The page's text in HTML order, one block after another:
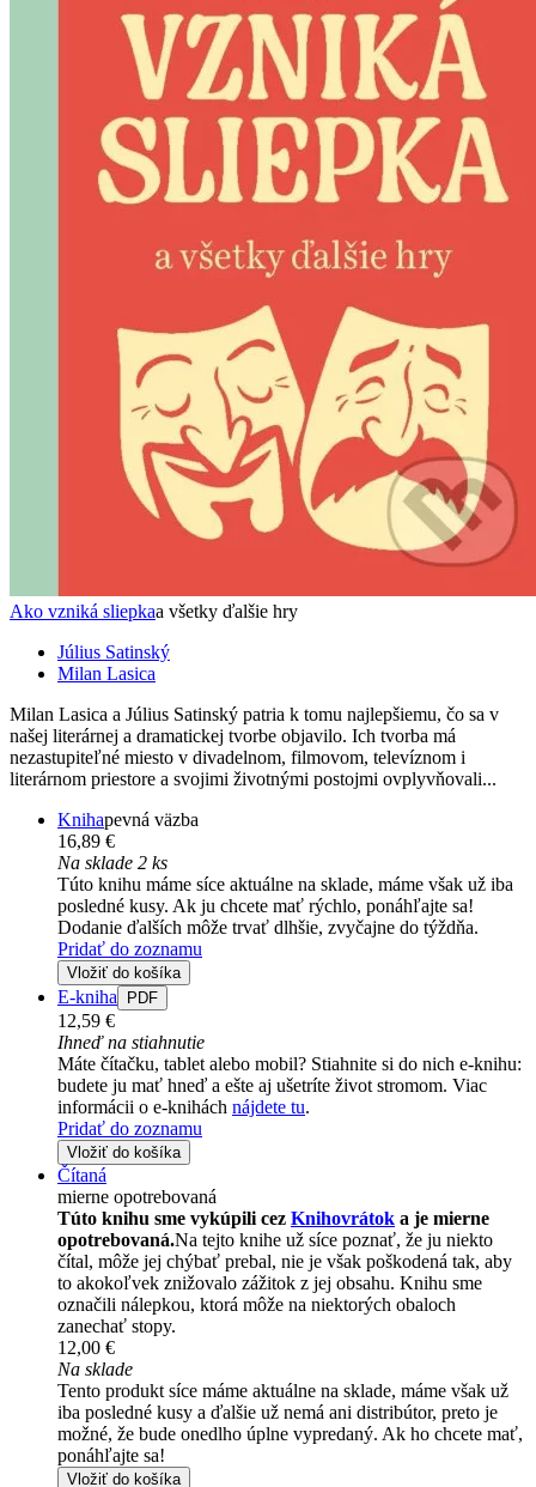
Ako vzniká sliepkaa všetky ďalšie hry
Július Satinský
Milan Lasica
Milan Lasica a Július Satinský patria k tomu najlepšiemu, čo sa v
našej literárnej a dramatickej tvorbe objavilo. Ich tvorba má
nezastupiteľné miesto v divadelnom, filmovom, televíznom i
literárnom priestore a svojimi životnými postojmi ovplyvňovali...
Knihapevná väzba
16,89 €
Na sklade 2 ks
Túto knihu máme síce aktuálne na sklade, máme však už iba
posledné kusy. Ak ju chcete mať rýchlo, ponáhľajte sa!
Dodanie ďalších môže trvať dlhšie, zvyčajne do týždňa.
Pridať do zoznamu
Vložiť do košíka
E-kniha PDF
12,59 €
Ihneď na stiahnutie
Máte čítačku, tablet alebo mobil? Stiahnite si do nich e-knihu:
budete ju mať hneď a ešte aj ušetríte život stromom. Viac
informácii o e-knihách nájdete tu.
Pridať do zoznamu
Vložiť do košíka
Čítaná
mierne opotrebovaná
Túto knihu sme vykúpili cez Knihovrátok a je mierne
opotrebovaná.Na tejto knihe už síce poznať, že ju niekto
čítal, môže jej chýbať prebal, nie je však poškodená tak, aby
to akokoľvek znižovalo zážitok z jej obsahu. Knihu sme
označili nálepkou, ktorá môže na niektorých obaloch
zanechať stopy.
12,00 €
Na sklade
Tento produkt síce máme aktuálne na sklade, máme však už
iba posledné kusy a ďalšie už nemá ani distribútor, preto je
možné, že bude onedlho úplne vypredaný. Ak ho chcete mať,
ponáhľajte sa!
Vložiť do košíka